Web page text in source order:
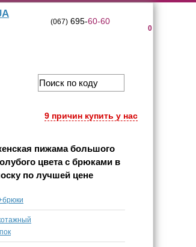
0
(067)695-60-60
9 причин купить у нас
пижама большого
цвета с брюками в
по лучшей цене